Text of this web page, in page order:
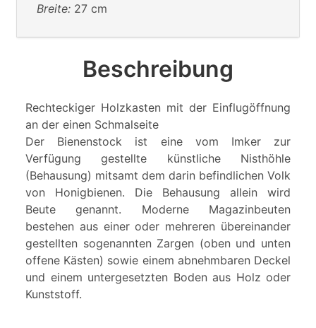
Breite: 27 cm
Beschreibung
Rechteckiger Holzkasten mit der Einflugöffnung
an der einen Schmalseite
Der Bienenstock ist eine vom Imker zur
Verfügung gestellte künstliche Nisthöhle
(Behausung) mitsamt dem darin befindlichen Volk
von Honigbienen. Die Behausung allein wird
Beute genannt. Moderne Magazinbeuten
bestehen aus einer oder mehreren übereinander
gestellten sogenannten Zargen (oben und unten
offene Kästen) sowie einem abnehmbaren Deckel
und einem untergesetzten Boden aus Holz oder
Kunststoff.